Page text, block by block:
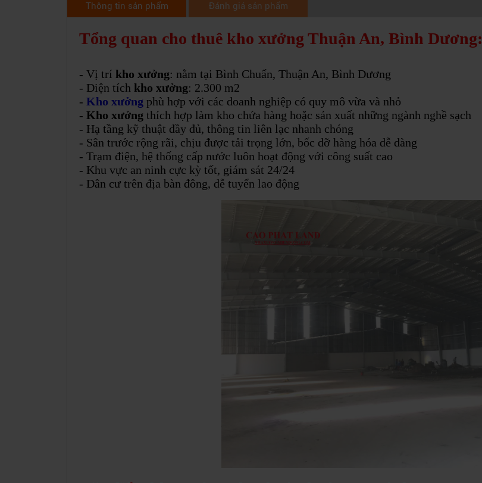
Thông tin sản phẩm Đánh giá sản phẩm
Tổng quan cho thuê kho xưởng Thuận An, Bình Dương:
- Vị trí kho xưởng: nằm tại Bình Chuẩn, Thuận An, Bình Dương
- Diện tích kho xưởng: 2.300 m2
- Kho xưởng phù hợp với các doanh nghiệp có quy mô vừa và nhỏ
- Kho xưởng thích hợp làm kho chứa hàng hoặc sản xuất những ngành nghề sạch
- Hạ tầng kỹ thuật đầy đủ, thông tin liên lạc nhanh chóng
- Sân trước rộng rãi, chịu được tải trọng lớn, bốc dỡ hàng hóa dễ dàng
- Trạm điện, hệ thống cấp nước luôn hoạt động với công suất cao
- Khu vực an ninh cực kỳ tốt, giám sát 24/24
- Dân cư trên địa bàn đông, dễ tuyển lao động